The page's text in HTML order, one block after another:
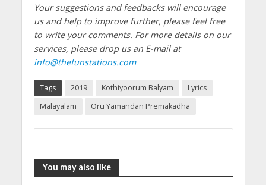
Your suggestions and feedbacks will encourage
us and help to improve further, please feel free
to write your comments. For more details on our
services, please drop us an E-mail at
info@thefunstations.com
Tags 2019 Kothiyoorum Balyam
Lyrics
Malayalam
Oru Yamandan Premakadha
You may also like